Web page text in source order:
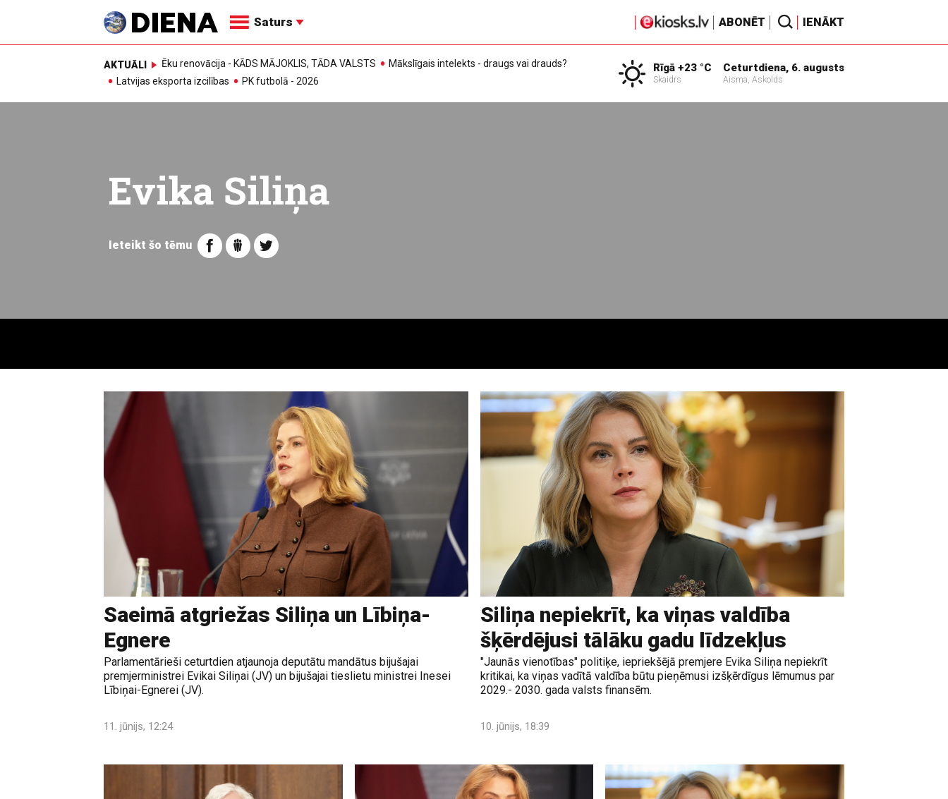
Saturs ABONĒT IENĀKT
AKTUĀLI Ēku renovācija - KĀDS MĀJOKLIS, TĀDA VALSTS
Mākslīgais intelekts - draugs vai drauds?
Latvijas eksporta izcilības
PK futbolā - 2026
Rīgā +23 °C
Skaidrs
Ceturtdiena, 6. augusts
Aisma, Askolds
Evika Siliņa
Ieteikt šo tēmu
Saeimā atgriežas Siliņa un Lībiņa-
Egnere
Parlamentārieši ceturtdien atjaunoja deputātu mandātus bijušajai
premjerministrei Evikai Siliņai (JV) un bijušajai tieslietu ministrei Inesei
Lībiņai-Egnerei (JV).
11. jūnijs, 12:24
Siliņa nepiekrīt, ka viņas valdība
šķērdējusi tālāku gadu līdzekļus
"Jaunās vienotības" politiķe, iepriekšējā premjere Evika Siliņa nepiekrīt
kritikai, ka viņas vadītā valdība būtu pieņēmusi izšķērdīgus lēmumus par
2029.- 2030. gada valsts finansēm.
10. jūnijs, 18:39